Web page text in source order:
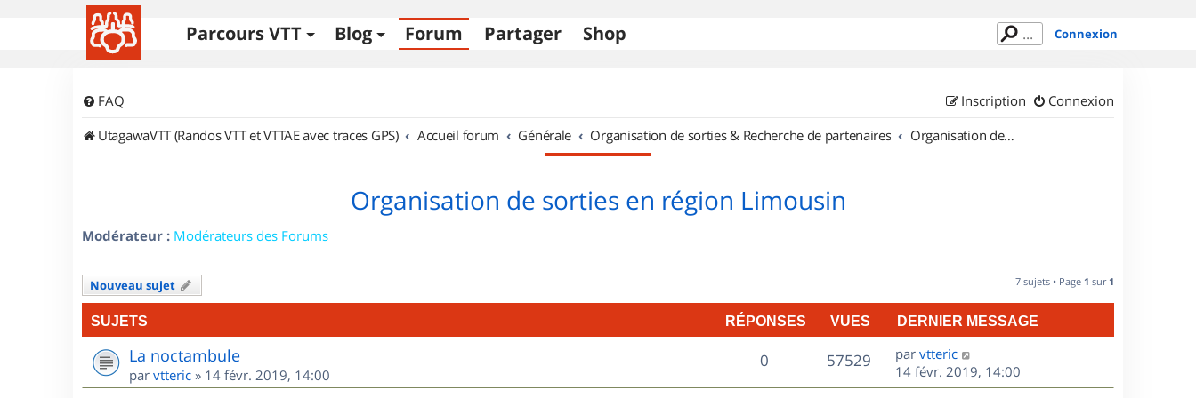
Parcours VTT Blog Forum Partager Shop Connexion
FAQ Connexion
Inscription
UtagawaVTT (Randos VTT et VTTAE avec traces GPS)
Accueil forum Générale Organisation de sorties & Recherche de partenaires Organisation de sorties en région Limousin
Organisation de sorties en région Limousin
Modérateur : Modérateurs des Forums
Nouveau sujet 7 sujets • Page 1 sur 1
SUJETS RÉPONSES VUES DERNIER MESSAGE
La noctambule
par vtteric » 14 févr. 2019, 14:00
0R
é
57529V
u
D
e
r
par vtteric
14 févr. 2019, 14:00